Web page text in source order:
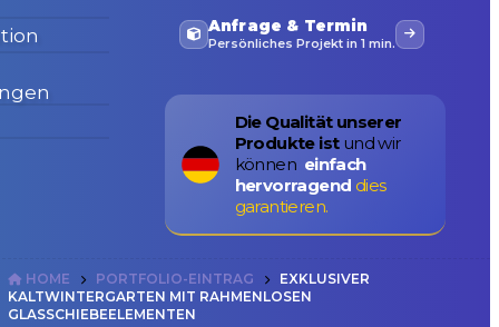
Anfrage & Termin
Persönliches Projekt in 1 min.
Die Qualität unserer
Produkte ist und wir
können einfach
hervorragend dies
garantieren.
HOME
PORTFOLIO-EINTRAG
EXKLUSIVER
KALTWINTERGARTEN MIT RAHMENLOSEN
GLASSCHIEBEELEMENTEN